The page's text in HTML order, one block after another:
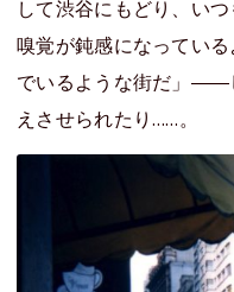
して渋谷にもどり、い
嗅覚が鈍感になってい
でいるような街だ」――
えさせられたり……。